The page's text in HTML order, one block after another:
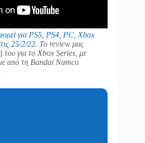
για PS5, PS4, PC, Xbox
25/2/22. To review μας
του για το Xbox Series, με
από τη Bandai Namco